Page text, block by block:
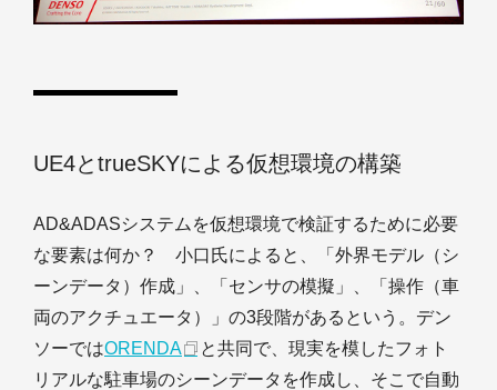
UE4とtrueSKYによる仮想環境の構築
AD&ADASシステムを仮想環境で検証するために必要
な要素は何か？ 小口氏によると、「外界モデル（シ
ーンデータ）作成」、「センサの模擬」、「操作（車
両のアクチュエータ）」の3段階があるという。デン
ソーではORENDA
と共同で、現実を模したフォト
リアルな駐車場のシーンデータを作成し、そこで自動